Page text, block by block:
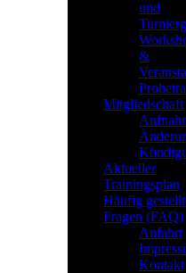
und
&
Mitgliedschaft
Aktueller
Trainingsplan
Häufig
Fragen (FAQ)
Anfahrt
Kontakt